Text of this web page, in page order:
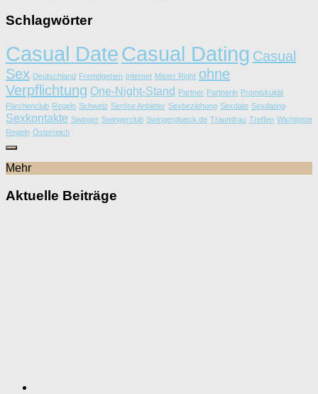
Schlagwörter
Casual DateCasual Dating Casual
Sex Deutschland Fremdgehen Internet Mister Right ohne
Verpflichtung One-Night-Stand Partner Partnerin Promiskuität
Pärchenclub Regeln Schweiz Seröse Anbieter Sexbeziehung Sexdate Sexdating
Sexkontakte Swinger Swingerclub Swingerglueck.de Traumfrau Treffen Wichtigste
Regeln Österreich
Mehr
Aktuelle Beiträge